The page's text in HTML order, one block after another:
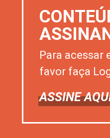
Para acessar
favor faça
ASSINE